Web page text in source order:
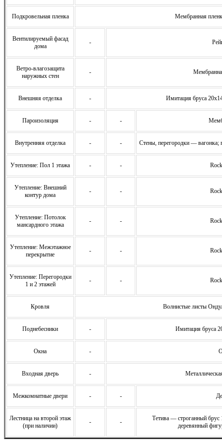
Подкровельная пленка Мембранная
Вентилируемый фасад
дома
-
Ветро-влагозащита
наружных стен
-
Внешняя отделка - Имитация бруса
Пароизоляция - -
Внутренняя отделка - - Стены, перегородки — вагонка;
Утепление: Пол 1 этажа - -
Утепление: Внешний
контур дома
- -
Утепление: Потолок
мансардного этажа
- -
Утепление: Межэтажное
перекрытие
- -
Утепление: Перегородки
1 и 2 этажей
- -
Кровля Волнистые листы
Поднебесники - Имитация бруса
Окна -
Входная дверь -
Межкомнатные двери - -
Лестница на второй этаж
(при наличии)
- -
Тетива — строганный
деревянный